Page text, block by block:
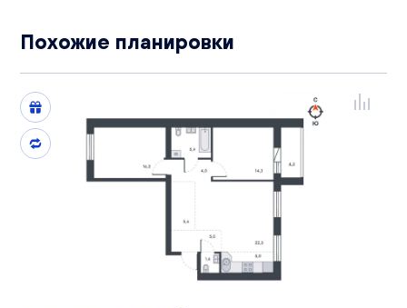
Похожие планировки